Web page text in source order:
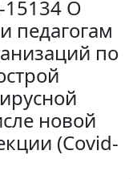
15134 О
педагогам
по
новой
(Covid-